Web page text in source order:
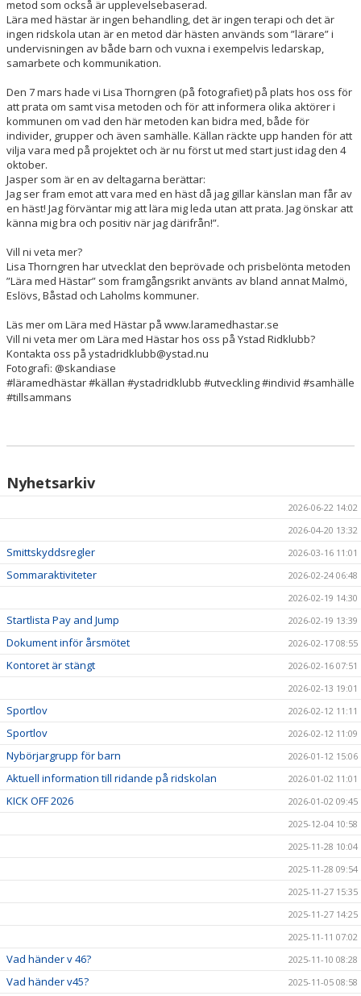
metod som också är upplevelsebaserad.
Lära med hästar är ingen behandling, det är ingen terapi och det är
ingen ridskola utan är en metod där hästen används som ”lärare” i
undervisningen av både barn och vuxna i exempelvis ledarskap,
samarbete och kommunikation.
Den 7 mars hade vi Lisa Thorngren (på fotografiet) på plats hos oss för
att prata om samt visa metoden och för att informera olika aktörer i
kommunen om vad den här metoden kan bidra med, både för
individer, grupper och även samhälle. Källan räckte upp handen för att
vilja vara med på projektet och är nu först ut med start just idag den 4
oktober.
Jasper som är en av deltagarna berättar:
Jag ser fram emot att vara med en häst då jag gillar känslan man får av
en häst! Jag förväntar mig att lära mig leda utan att prata. Jag önskar att
känna mig bra och positiv när jag därifrån!”.
Vill ni veta mer?
Lisa Thorngren har utvecklat den beprövade och prisbelönta metoden
”Lära med Hästar” som framgångsrikt använts av bland annat Malmö,
Eslövs, Båstad och Laholms kommuner.
Läs mer om Lära med Hästar på www.laramedhastar.se
Vill ni veta mer om Lära med Hästar hos oss på Ystad Ridklubb?
Kontakta oss på ystadridklubb@ystad.nu
Fotografi: @skandiase
#läramedhästar #källan #ystadridklubb #utveckling #individ #samhälle
#tillsammans
Nyhetsarkiv
2026-06-22 14:02
2026-04-20 13:32
Smittskyddsregler 2026-03-16 11:01
Sommaraktiviteter
2026-02-24 06:48
2026-02-19 14:30
Startlista Pay and Jump 2026-02-19 13:39
Dokument inför årsmötet 2026-02-17 08:55
Kontoret är stängt
2026-02-16 07:51
2026-02-13 19:01
Sportlov 2026-02-12 11:11
Sportlov 2026-02-12 11:09
Nybörjargrupp för barn 2026-01-12 15:06
Aktuell information till ridande på ridskolan 2026-01-02 11:01
KICK OFF 2026
2026-01-02 09:45
2025-12-04 10:58
2025-11-28 10:04
2025-11-28 09:54
2025-11-27 15:35
2025-11-27 14:25
2025-11-11 07:02
Vad händer v 46? 2025-11-10 08:28
Vad händer v45? 2025-11-05 08:58